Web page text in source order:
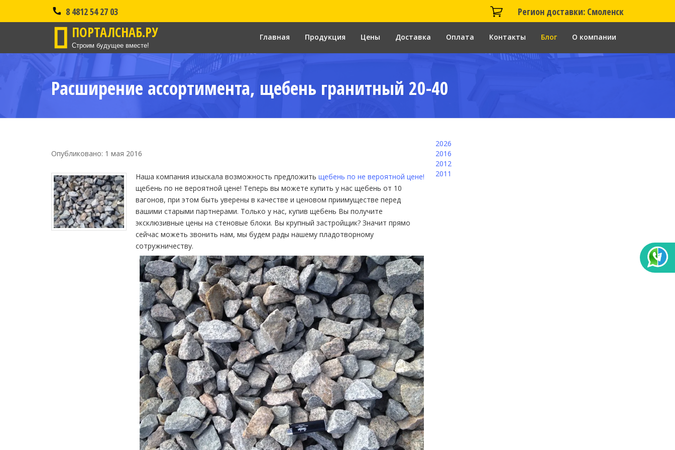
8 4812 54 27 03 Регион доставки: Смоленск
ПОРТАЛСНАБ.РУ
Строим будущее вместе!
Главная Продукция Цены Доставка Оплата Контакты Блог О компании
Расширение ассортимента, щебень гранитный 20-40
Опубликовано: 1 мая 2016
Наша компания изыскала возможность предложить щебень по не вероятной цене!
щебень по не вероятной цене! Теперь вы можете купить у нас щебень от 10
вагонов, при этом быть уверены в качестве и ценовом приимуществе перед
вашими старыми партнерами. Только у нас, купив щебень Вы получите
эксклюзивные цены на стеновые блоки. Вы крупный застройщик? Значит прямо
сейчас можеть звонить нам, мы будем рады нашему пладотворному
сотружничеству.
2026
2016
2012
2011